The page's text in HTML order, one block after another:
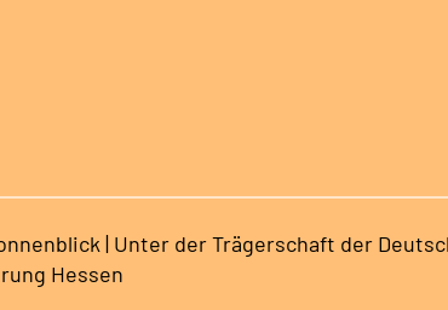
| Unter der Trägerschaft der
Hessen